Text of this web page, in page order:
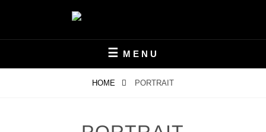
content
ANDREAS BLÜMEL –
FOTOGRAF
AKTFOTOGRAFIE
MENU
HOME PORTRAIT